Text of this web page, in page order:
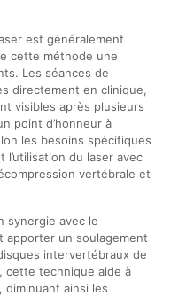
est généralement
cette méthode une
Les séances de
directement en clinique,
visibles après plusieurs
point d’honneur à
les besoins spécifiques
du laser avec
vertébrale et
synergie avec le
apporter un soulagement
intervertébraux de
cette technique aide à
ainsi les